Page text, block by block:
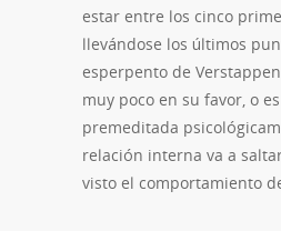
estar entre los cinco
llevándose los últimos
esperpento de
muy poco en su favor, o
premeditada
relación interna va a
visto el comportamiento